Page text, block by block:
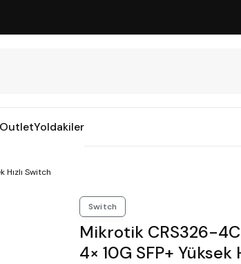
OutletYoldakiler
Switch
Switch
Mikrotik CRS326-
4× 10G SFP+ Yüksek